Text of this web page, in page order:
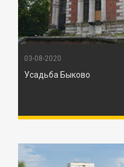
03-08-2020
Усадьба Быково